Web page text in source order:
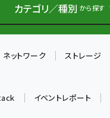
カテゴリ／種別 から探す
ネットワーク ストレージ
イベントレポート